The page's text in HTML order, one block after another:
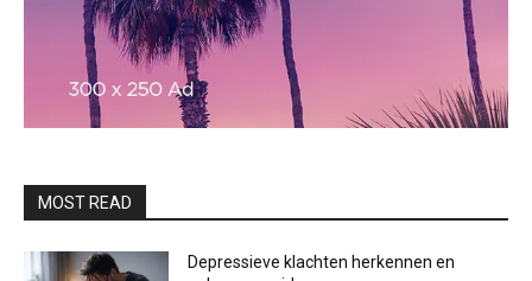
MOST READ
Depressieve klachten herkennen en